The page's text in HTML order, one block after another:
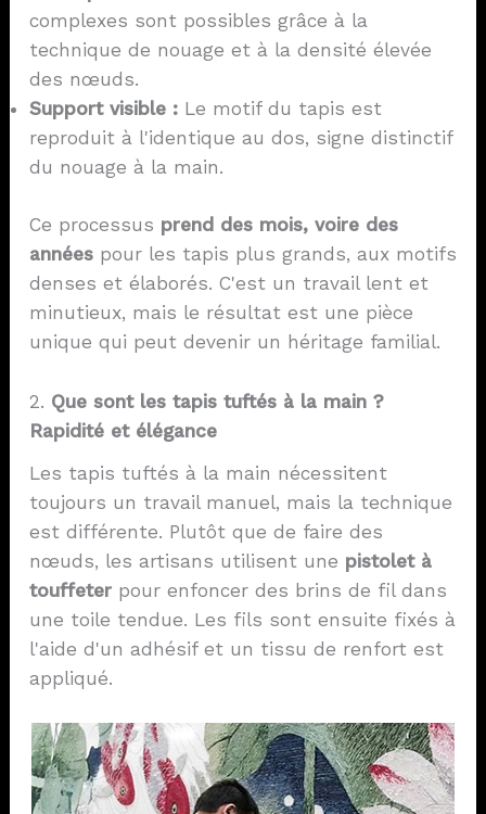
complexes sont possibles grâce à la
technique de nouage et à la densité élevée
des nœuds.
Support visible :Le motif du tapis est
reproduit à l'identique au dos, signe distinctif
du nouage à la main.
Ce processus prend des mois, voire des
annéespour les tapis plus grands, aux motifs
denses et élaborés. C'est un travail lent et
minutieux, mais le résultat est une pièce
unique qui peut devenir un héritage familial.
2. Que sont les tapis tuftés à la main ?
Rapidité et élégance
Les tapis tuftés à la main nécessitent
toujours un travail manuel, mais la technique
est différente. Plutôt que de faire des
nœuds, les artisans utilisent une pistolet à
touffeterpour enfoncer des brins de fil dans
une toile tendue. Les fils sont ensuite fixés à
l'aide d'un adhésif et un tissu de renfort est
appliqué.